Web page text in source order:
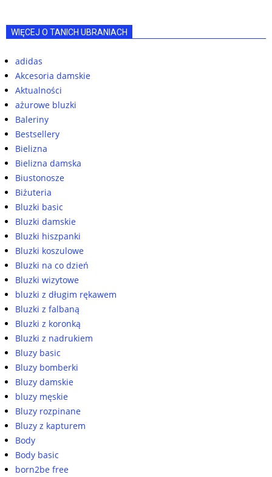
WIĘCEJ O TANICH UBRANIACH
adidas
Akcesoria damskie
Aktualności
ażurowe bluzki
Baleriny
Bestsellery
Bielizna
Bielizna damska
Biustonosze
Biżuteria
Bluzki basic
Bluzki damskie
Bluzki hiszpanki
Bluzki koszulowe
Bluzki na co dzień
Bluzki wizytowe
bluzki z długim rękawem
Bluzki z falbaną
Bluzki z koronką
Bluzki z nadrukiem
Bluzy basic
Bluzy bomberki
Bluzy damskie
bluzy męskie
Bluzy rozpinane
Bluzy z kapturem
Body
Body basic
born2be free